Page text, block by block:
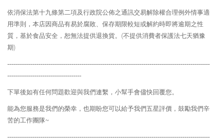
依消保法第十九條第二項及行政院公佈之通訊交易解除權合理例外情事適
用準則，本店因商品有易於腐敗、保存期限較短或解約時即將逾期之性
質，基於食品安全，恕無法提供退換貨。 (不提供消費者保護法七天猶豫
期)
--------------------------------------------------------------------------------------------------------
--------------------------------------
下單後如有任何問題歡迎與我們連繫，小幫手會儘快回覆您。
能為您服務是我們的榮幸，也期盼您可以給予我們五星評價，鼓勵我們辛
苦的工作團隊~
--------------------------------------------------------------------------------------------------------